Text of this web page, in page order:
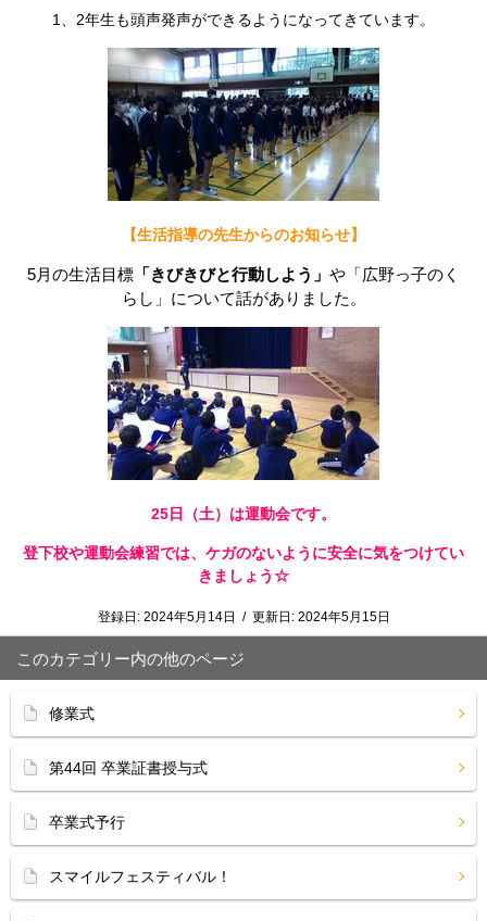
1、2年生も頭声発声ができるようになってきています。
【生活指導の先生からのお知らせ】
5月の生活目標 「きびきびと行動しよう」 や「広野っ子のく
らし」について話がありました。
25日（土）は運動会です。
登下校や運動会練習では、ケガのないように安全に気をつけてい
きましょう☆
登録日: 2024年5月14日 / 更新日: 2024年5月15日
このカテゴリー内の他のページ
修業式
第44回 卒業証書授与式
卒業式予行
スマイルフェスティバル！